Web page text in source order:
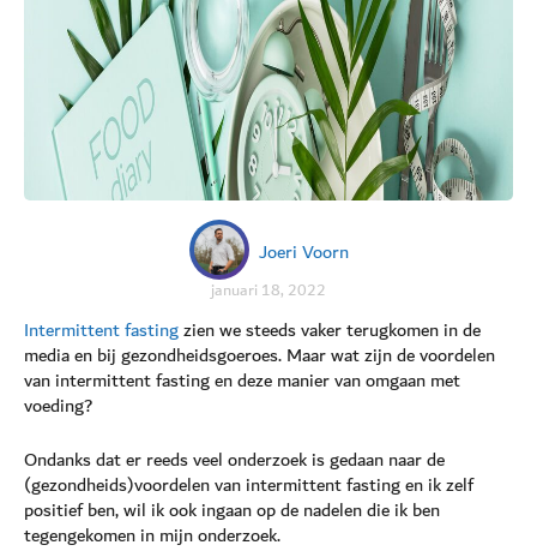
Joeri Voorn
januari 18, 2022
Intermittent fastingzien we steeds vaker terugkomen in de
media en bij gezondheidsgoeroes. Maar wat zijn de voordelen
van intermittent fasting en deze manier van omgaan met
voeding?
Ondanks dat er reeds veel onderzoek is gedaan naar de
(gezondheids)voordelen van intermittent fasting en ik zelf
positief ben, wil ik ook ingaan op de nadelen die ik ben
tegengekomen in mijn onderzoek.